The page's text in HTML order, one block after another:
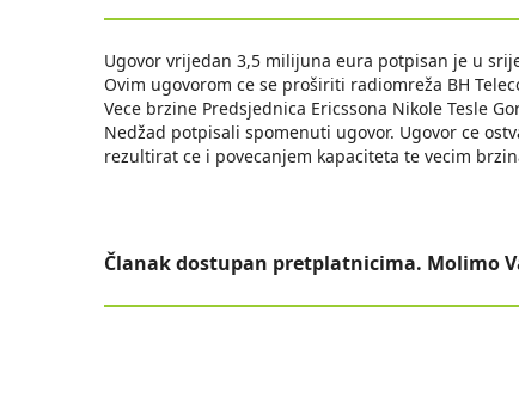
Ugovor vrijedan 3,5 milijuna eura potpisan je u
Ovim ugovorom ce se proširiti radiomreža BH
Vece brzine Predsjednica Ericssona Nikole Tesle
Nedžad potpisali spomenuti ugovor. Ugovor ce
rezultirat ce i povecanjem kapaciteta te vecim
Članak dostupan pretplatnicima. Molimo